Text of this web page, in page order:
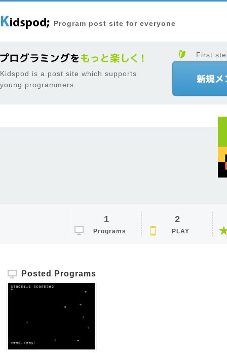
Program post site for everyone
Kidspod is a post site which supports
young programmers.
First
1
Programs
2
PLAY
Posted Programs